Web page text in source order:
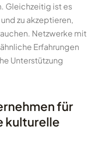
Gleichzeitig ist es
zu akzeptieren,
Netzwerke mit
Erfahrungen
Unterstützung
für
kulturelle